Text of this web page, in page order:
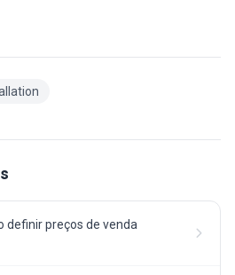
definir preços de venda